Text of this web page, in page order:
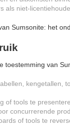
als niet-
Sumsonite: het
toestemming van
kengetallen,
of tools te
concurrerende
of tools te